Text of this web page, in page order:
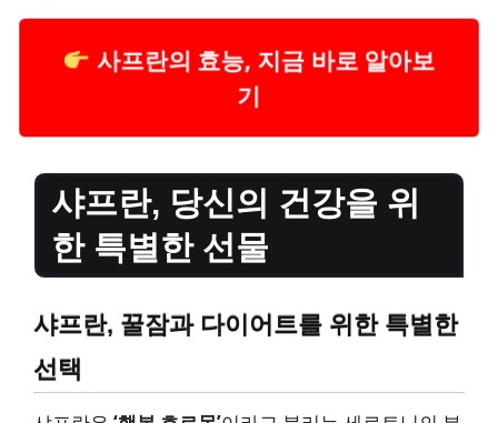
사프란의 효능, 지금 바로 알아보
기
샤프란, 당신의 건강을 위
한 특별한 선물
샤프란, 꿀잠과 다이어트를 위한 특별한
선택